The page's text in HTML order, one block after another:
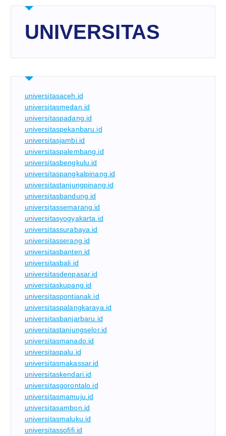
UNIVERSITAS
universitasaceh.id
universitasmedan.id
universitaspadang.id
universitaspekanbaru.id
universitasjambi.id
universitaspalembang.id
universitasbengkulu.id
universitaspangkalpinang.id
universitastanjungpinang.id
universitasbandung.id
universitassemarang.id
universitasyogyakarta.id
universitassurabaya.id
universitasserang.id
universitasbanten.id
universitasbali.id
universitasdenpasar.id
universitaskupang.id
universitaspontianak.id
universitaspalangkaraya.id
universitasbanjarbaru.id
universitastanjungselor.id
universitasmanado.id
universitaspalu.id
universitasmakassar.id
universitaskendari.id
universitasgorontalo.id
universitasmamuju.id
universitasambon.id
universitasmaluku.id
universitassofifi.id